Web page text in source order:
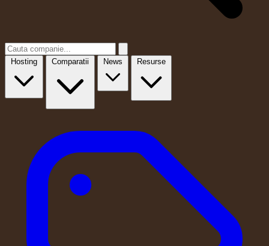
Hosting Comparatii News Resurse